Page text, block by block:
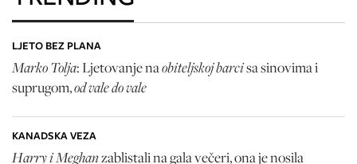
LJETO BEZ PLANA
Marko Tolja: Ljetovanje naobiteljskoj barcisa sinovima i
suprugom,od vale do vale
KANADSKA VEZA
Harry i Meghanzablistali na gala večeri, ona je nosila